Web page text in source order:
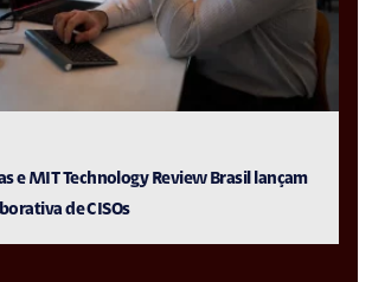
e MIT Technology Review Brasil lançam
de CISOs